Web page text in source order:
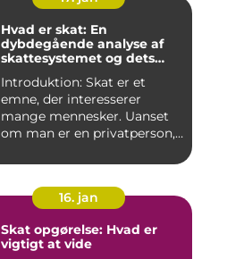
Hvad er skat: En
dybdegående analyse af
skattesystemet og dets
Introduktion: Skat er et
emne, der interesserer
mange mennesker. Uanset
om man er en privatperson,
16. jan
Skat opgørelse: Hvad er
vigtigt at vide